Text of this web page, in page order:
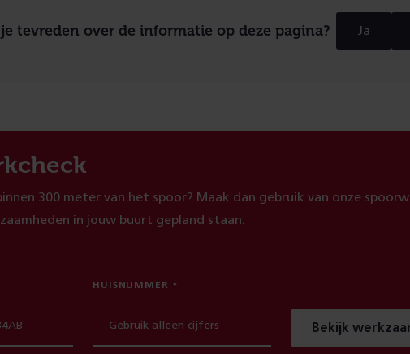
tevreden over de informatie op deze pagina? Ja
300 meter van het spoor? Maak dan gebruik van onze
in jouw buurt gepland staan.
HUISNUMMER
Bekijk